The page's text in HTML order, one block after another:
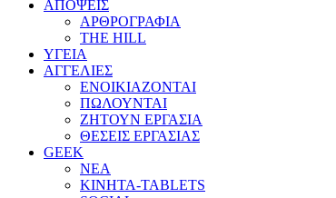
ΑΠΟΨΕΙΣ
ΑΡΘΡΟΓΡΑΦΙΑ
THE HILL
ΥΓΕΙΑ
ΑΓΓΕΛΙΕΣ
ΕΝΟΙΚΙΑΖΟΝΤΑΙ
ΠΩΛΟΥΝΤΑΙ
ΖΗΤΟΥΝ ΕΡΓΑΣΙΑ
ΘΕΣΕΙΣ ΕΡΓΑΣΙΑΣ
GEEK
ΝΕΑ
ΚΙΝΗΤΑ-TABLETS